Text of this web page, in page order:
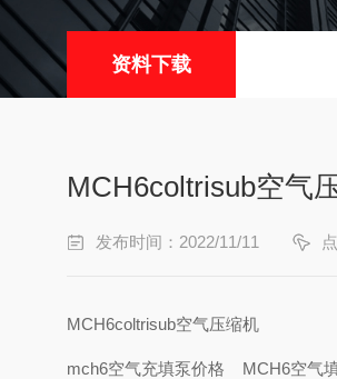
资料下载
MCH6coltrisub空气
发布时间：2022/11/11
MCH6coltrisub空气压缩机
mch6空气充填泵价格 MCH6空气